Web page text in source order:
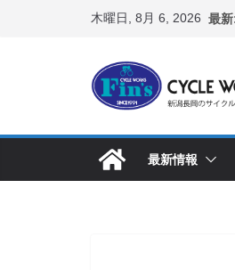
へ
キ
木曜日, 8月 6, 2026 最
最新情報